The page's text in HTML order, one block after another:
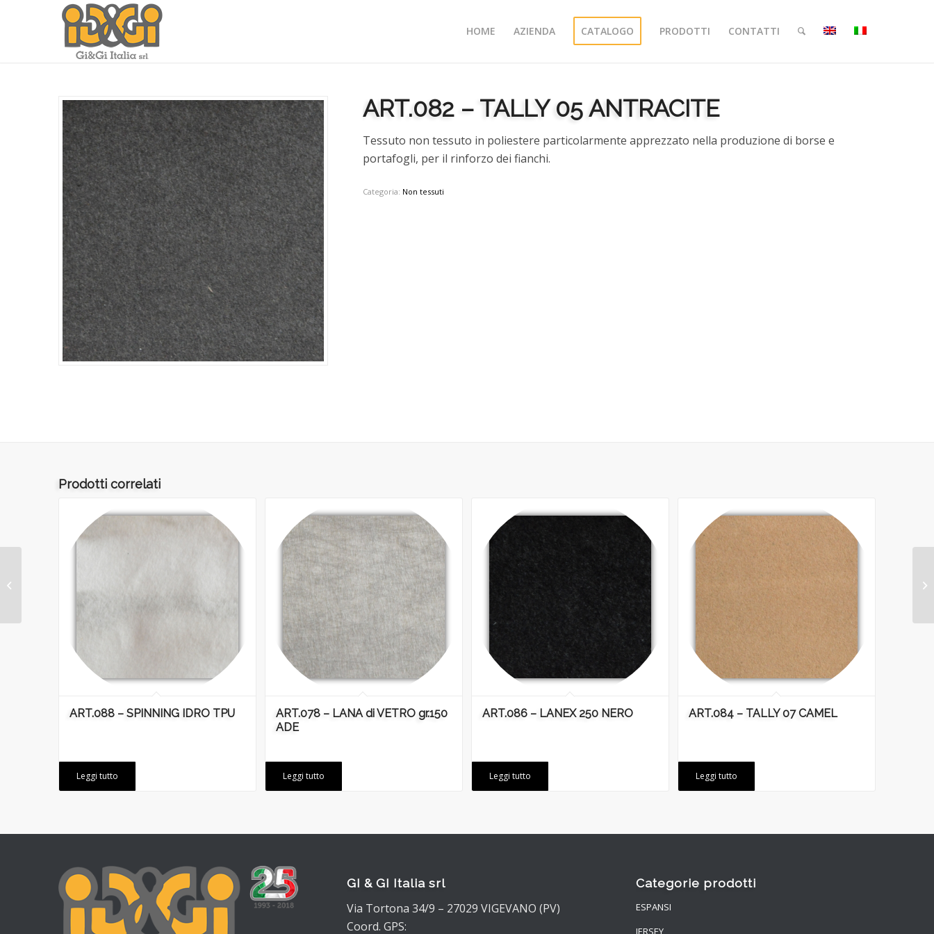
HOME AZIENDA CATALOGO PRODOTTI CONTATTI
ART.082 – TALLY 05 ANTRACITE
Tessuto non tessuto in poliestere particolarmente apprezzato nella produzione di borse e
portafogli, per il rinforzo dei fianchi.
Categoria: Non tessuti
Prodotti correlati
ART.088 – SPINNING IDRO TPU
Leggi tutto
ART.078 – LANA di VETRO gr.150
ADE
Leggi tutto
ART.086 – LANEX 250 NERO
Leggi tutto
ART.084 – TALLY 07 CAMEL
Leggi tutto
GI & GI Italia srl
Via Tortona 34/9 – 27029 VIGEVANO (PV)
Coord. GPS:
Categorie prodotti
ESPANSI
VETRO gr.190 ADE